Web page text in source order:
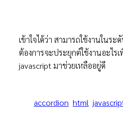
เข้าใจได้ว่า สามารถใช้งานในร
ต้องการจะประยุกต์ใช้งานอะไร
javascript มาช่วยเหลืออยู่ดี
accordion html